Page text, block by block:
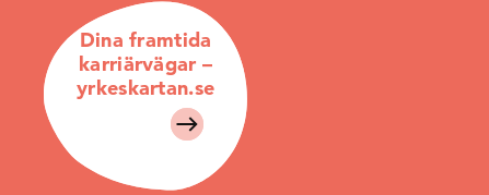
Dina framtida
karriärvägar –
yrkeskartan.se